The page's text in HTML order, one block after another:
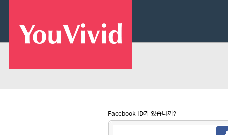
Facebook ID가 있습니까?